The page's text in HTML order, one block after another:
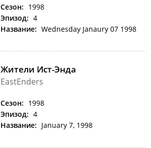
Сезон: 1998
Эпизод: 4
Название: Wednesday Janaury 07 1998
Жители Ист-Энда
EastEnders
Сезон: 1998
Эпизод: 4
Название: January 7, 1998